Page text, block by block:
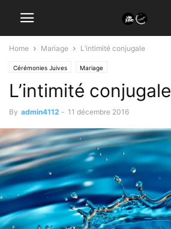
Home Mariage L’intimité conjugale
Cérémonies Juives Mariage
L’intimité conjugale
By admin4112 - 11 décembre 2016